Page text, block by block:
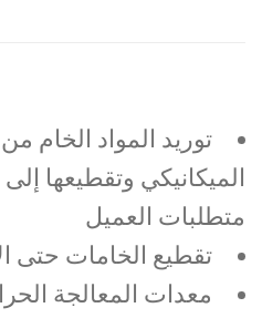
توريد المواد الخام
الميكانيكي وتقطيعها
متطلبات العميل
تقطيع الخامات حتى الأبعاد
معدات المعالجة